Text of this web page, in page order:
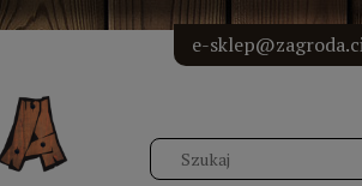
e-
<!--
<!--
<!--
<!--